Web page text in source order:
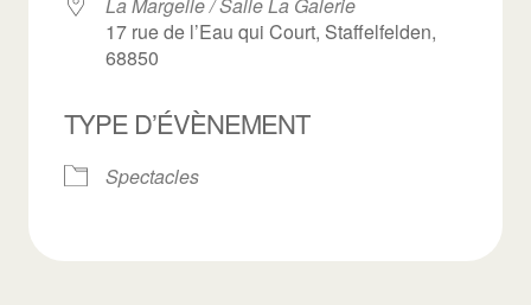
La Margelle / Salle La Galerie
17 rue de l’Eau qui Court, Staffelfelden,
68850
TYPE D’ÉVÈNEMENT
Spectacles